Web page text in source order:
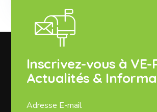
Inscrivez-vous à VE-
Actualités &
Adresse E-mail